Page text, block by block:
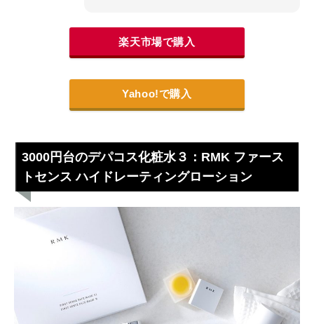
楽天市場で購入
Yahoo!で購入
3000円台のデパコス化粧水３：RMK ファース
トセンス ハイドレーティングローション